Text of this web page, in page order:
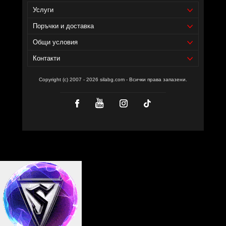
Услуги
Поръчки и доставка
Общи условия
Контакти
Copyright (c) 2007 - 2026 silabg.com - Всички права запазени.